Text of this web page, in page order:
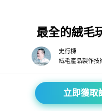
最全的絨毛
史行棟
絨毛產品製作技
立即獲取